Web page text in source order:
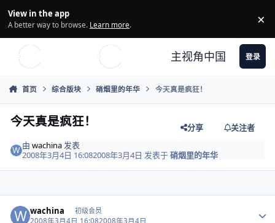
View in the app
A better way to browse. Learn more. ×
主视角中国 登录
首页 综合版块 硝烟里的年华 今天真是疯狂！
今天真是疯狂！ 分享
关注者
由wachina 发表
2008年3月4日 16:082008年3月4日 发表于硝烟里的年华
wachina 初级会员
2008年3月4日 16:082008年3月4日